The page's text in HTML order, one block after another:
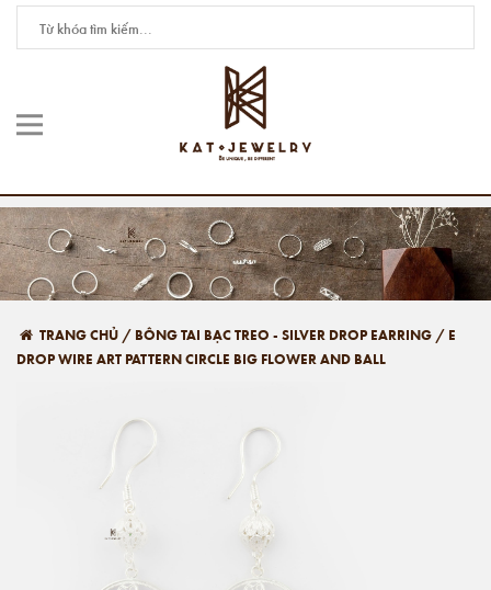
TRANG CHỦ / BÔNG TAI BẠC TREO - SILVER DROP EARRING / E
DROP WIRE ART PATTERN CIRCLE BIG FLOWER AND BALL